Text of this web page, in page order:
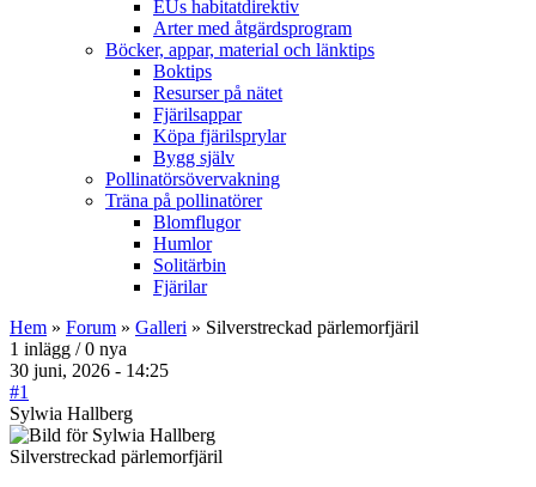
EUs habitatdirektiv
Arter med åtgärdsprogram
Böcker, appar, material och länktips
Boktips
Resurser på nätet
Fjärilsappar
Köpa fjärilsprylar
Bygg själv
Pollinatörsövervakning
Träna på pollinatörer
Blomflugor
Humlor
Solitärbin
Fjärilar
Hem » Forum » Galleri » Silverstreckad pärlemorfjäril
1 inlägg / 0 nya
30 juni, 2026 - 14:25
#1
Sylwia Hallberg
Silverstreckad pärlemorfjäril